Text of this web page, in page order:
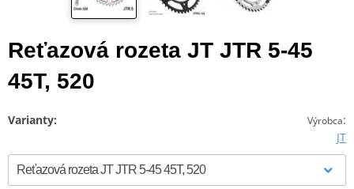
Reťazová rozeta JT JTR 5-45
45T, 520
Výrobca:
JT
Varianty: